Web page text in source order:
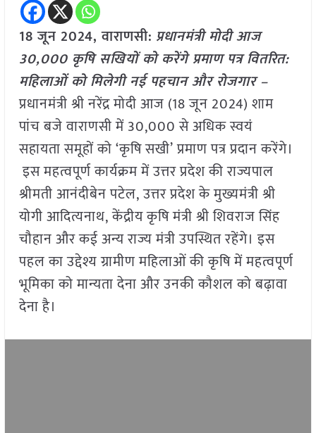
18 जून 2024,वाराणसी: प्रधानमंत्री मोदी आज
30,000 कृषि सखियों को करेंगे प्रमाण पत्र वितरित:
महिलाओं को मिलेगी नई पहचान और रोजगार –
प्रधानमंत्री श्री नरेंद्र मोदी आज (18 जून 2024) शाम
पांच बजे वाराणसी में 30,000 से अधिक स्वयं
सहायता समूहों को ‘कृषि सखी’ प्रमाण पत्र प्रदान करेंगे।
इस महत्वपूर्ण कार्यक्रम में उत्तर प्रदेश की राज्यपाल
श्रीमती आनंदीबेन पटेल, उत्तर प्रदेश के मुख्यमंत्री श्री
योगी आदित्यनाथ, केंद्रीय कृषि मंत्री श्री शिवराज सिंह
चौहान और कई अन्य राज्य मंत्री उपस्थित रहेंगे। इस
पहल का उद्देश्य ग्रामीण महिलाओं की कृषि में महत्वपूर्ण
भूमिका को मान्यता देना और उनकी कौशल को बढ़ावा
देना है।